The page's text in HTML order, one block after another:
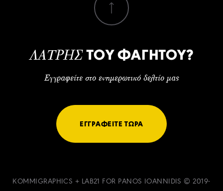
ΛΑΤΡΗΣΤΟΥ ΦΑΓΗΤΟΥ?
Εγγραφείτε στο ενημερωτικό δελτίο μας
ΕΓΓΡΑΦΕΙΤΕ ΤΩΡΑ
KOMMIGRAPHICS + LAB21 FOR PANOS IOANNIDIS © 2019-